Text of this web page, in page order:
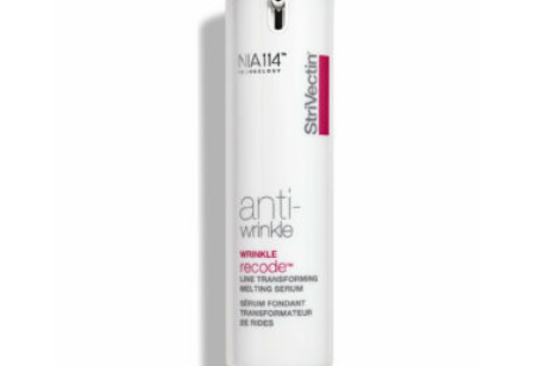
38,28€.